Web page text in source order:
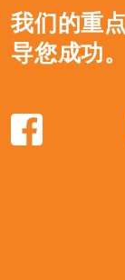
我们的重
导您成功。